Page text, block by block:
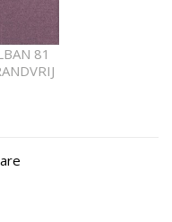
81